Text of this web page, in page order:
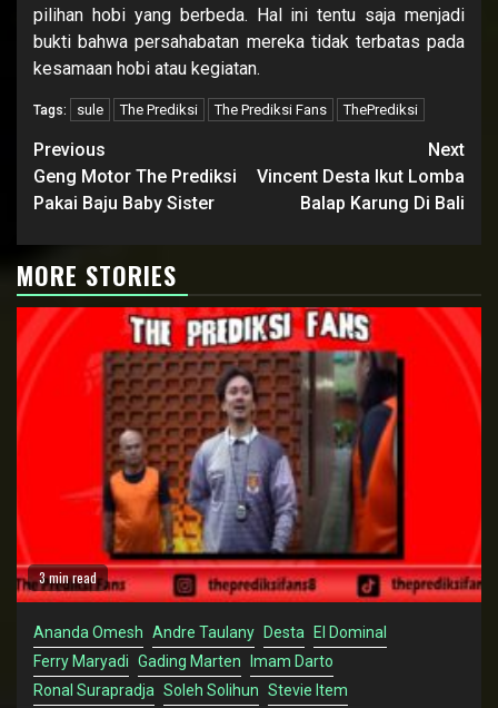
pilihan hobi yang berbeda. Hal ini tentu saja menjadi
bukti bahwa persahabatan mereka tidak terbatas pada
kesamaan hobi atau kegiatan.
Tags: sule The Prediksi The Prediksi Fans ThePrediksi
Continue
Reading
Previous
Geng Motor The Prediksi
Pakai Baju Baby Sister
Next
Vincent Desta Ikut Lomba
Balap Karung Di Bali
MORE STORIES
3 min read
Ananda Omesh Andre Taulany Desta El Dominal
Ferry Maryadi Gading Marten Imam Darto
Ronal Surapradja Soleh Solihun Stevie Item